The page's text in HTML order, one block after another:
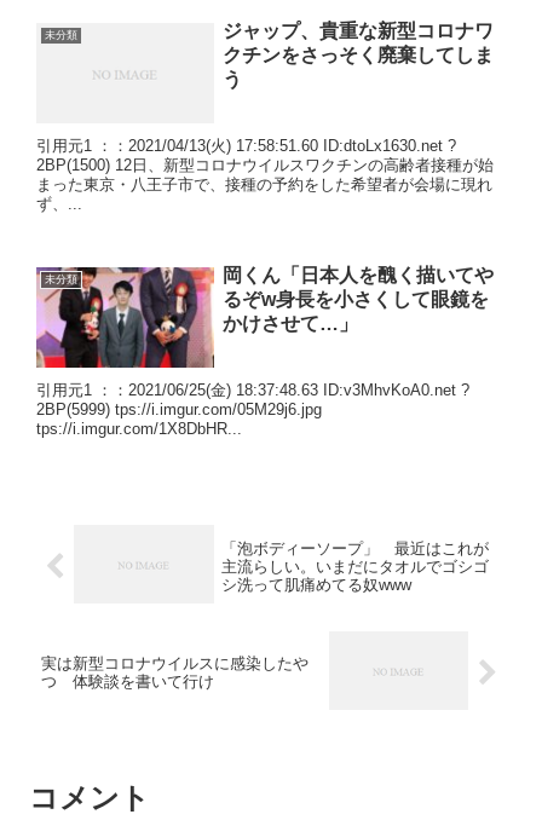
未分類
ジャップ、貴重な新型コロナワ
クチンをさっそく廃棄してしま
う
引用元1 ：：2021/04/13(火) 17:58:51.60 ID:dtoLx1630.net ?
2BP(1500) 12日、新型コロナウイルスワクチンの高齢者接種が始
まった東京・八王子市で、接種の予約をした希望者が会場に現れ
ず、...
未分類
岡くん「日本人を醜く描いてや
るぞw身長を小さくして眼鏡を
かけさせて…」
引用元1 ：：2021/06/25(金) 18:37:48.63 ID:v3MhvKoA0.net ?
2BP(5999) tps://i.imgur.com/05M29j6.jpg
tps://i.imgur.com/1X8DbHR...
「泡ボディーソープ」 最近はこれが
主流らしい。いまだにタオルでゴシゴ
シ洗って肌痛めてる奴www
実は新型コロナウイルスに感染したや
つ 体験談を書いて行け
コメント